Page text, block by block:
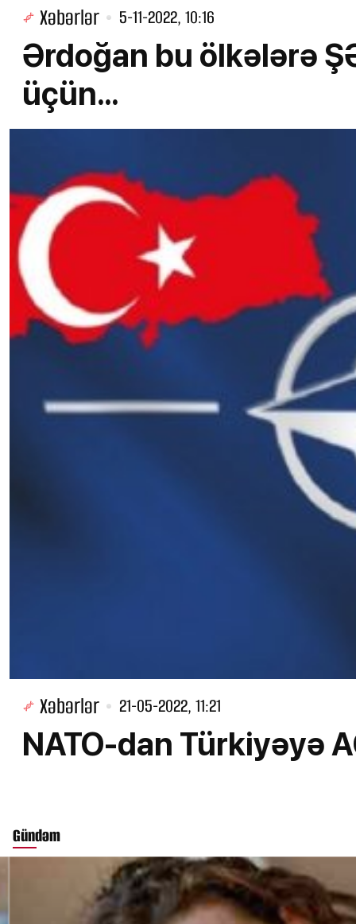
Xəbərlər 5-11-2022, 10:16
Ərdoğan bu ölkələrə
üçün...
Xəbərlər 21-05-2022, 11:21
NATO-dan Türkiyəyə
Gündəm